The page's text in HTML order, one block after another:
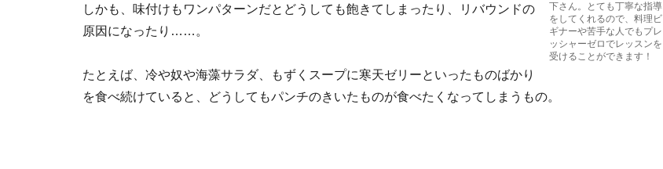
下さん。とても丁寧な指導
をしてくれるので、料理ビ
ギナーや苦手な人でもプレ
ッシャーゼロでレッスンを
受けることができます！
しかも、味付けもワンパターンだとどうしても飽きてしまったり、リバウンドの
原因になったり……。
たとえば、冷や奴や海藻サラダ、もずくスープに寒天ゼリーといったものばかり
を食べ続けていると、どうしてもパンチのきいたものが食べたくなってしまうもの。